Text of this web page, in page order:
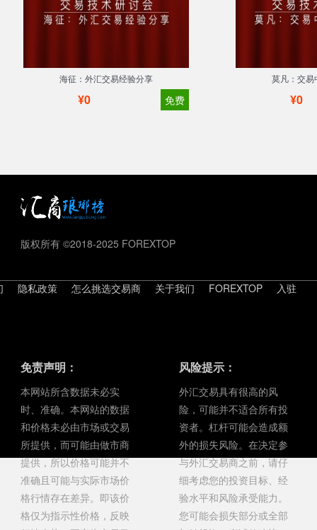
海征：外汇交易经验分享
¥0 免费
莫凡：交易
¥0
版权所有 ©2018-2025 FOREXTOP
入驻
FOREXTOP
关于我们
怎么挑选交易商
隐私政策
风险提示：
外汇交易具有很高的风
险，可能并不适合所有投
资者。杠杆可能会造成额
外的损失风险。在决定参
与外汇交易商之前，请仔
细考虑您的投资目标、经
验水平和风险承受能力。
您可能会损失部分或全部
免责声明：
本网站所含数据未必实
时、准确。本网站的数据
和价格未必由市场或交易
所提供，而可能由做市商
提供，所以价格可能并不
准确且可能与实际市场价
格行情存在差异。即该价
格仅为指示性价格，反映